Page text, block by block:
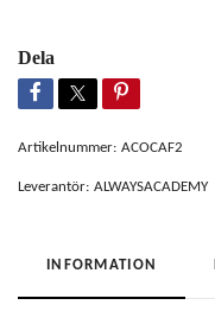
Dela
Artikelnummer: ACOCAF2
Leverantör: ALWAYSACADEMY
INFORMATION